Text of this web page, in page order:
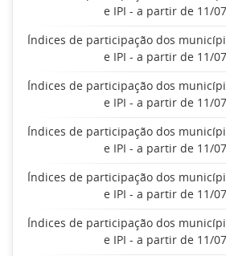
e IPI - a partir de 11/
Índices de participação dos
e IPI - a partir de 11/
Índices de participação dos
e IPI - a partir de 11/
Índices de participação dos
e IPI - a partir de 11/
Índices de participação dos
e IPI - a partir de 11/
Índices de participação dos
e IPI - a partir de 11/